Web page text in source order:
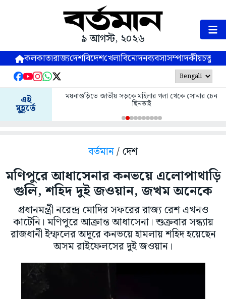
৯ আগস্ট, ২০২৬
কলকাতারাজ্যদেশবিদেশখেলাবিনোদনব্যবসাসম্পাদকীয়
এই
মুহূর্তে
ময়নাগুড়িতে জাতীয় সড়কে মহিলার গলা থেকে সোনার চেন
ছিনতাই
বর্তমান/ দেশ
মণিপুরে আধাসেনার কনভয়ে এলোপাথাড়ি
গুলি, শহিদ দুই জওয়ান, জখম অনেকে
প্রধানমন্ত্রী নরেন্দ্র মোদির সফরের রাজ্য রেশ এখনও
কাটেনি। মণিপুরে আক্রান্ত আধাসেনা। শুক্রবার সন্ধ্যায়
রাজধানী ইম্ফলের অদূরে কনভয়ে হামলায় শহিদ হয়েছেন
অসম রাইফেলসের দুই জওয়ান।